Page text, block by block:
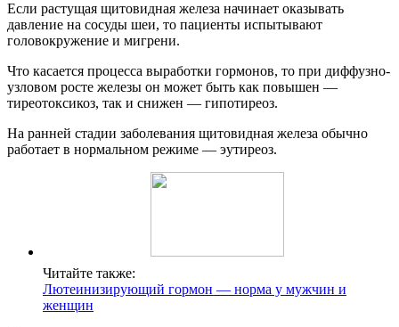
Если растущая щитовидная железа начинает оказывать
давление на сосуды шеи, то пациенты испытывают
головокружение и мигрени.
Что касается процесса выработки гормонов, то при диффузно-
узловом росте железы он может быть как повышен —
тиреотоксикоз, так и снижен — гипотиреоз.
На ранней стадии заболевания щитовидная железа обычно
работает в нормальном режиме — эутиреоз.
Читайте также:
Лютеинизирующий гормон — норма у мужчин и
женщин